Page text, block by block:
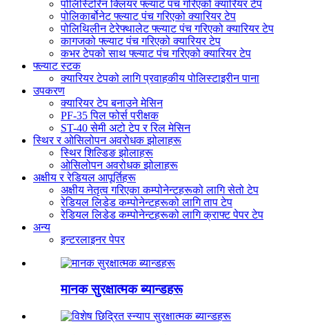
पोलिस्टिरिन क्लियर फ्ल्याट पंच गरिएको क्यारियर टेप
पोलिकार्बोनेट फ्ल्याट पंच गरिएको क्यारियर टेप
पोलिथिलीन टेरेफ्थालेट फ्ल्याट पंच गरिएको क्यारियर टेप
कागजको फ्ल्याट पंच गरिएको क्यारियर टेप
कभर टेपको साथ फ्ल्याट पंच गरिएको क्यारियर टेप
फ्ल्याट स्टक
क्यारियर टेपको लागि प्रवाहकीय पोलिस्टाइरीन पाना
उपकरण
क्यारियर टेप बनाउने मेसिन
PF-35 पिल फोर्स परीक्षक
ST-40 सेमी अटो टेप र रिल मेसिन
स्थिर र ओसिलोपन अवरोधक झोलाहरू
स्थिर शिल्डिङ झोलाहरू
ओसिलोपन अवरोधक झोलाहरू
अक्षीय र रेडियल आपूर्तिहरू
अक्षीय नेतृत्व गरिएका कम्पोनेन्टहरूको लागि सेतो टेप
रेडियल लिडेड कम्पोनेन्टहरूको लागि ताप टेप
रेडियल लिडेड कम्पोनेन्टहरूको लागि क्राफ्ट पेपर टेप
अन्य
इन्टरलाइनर पेपर
मानक सुरक्षात्मक ब्यान्डहरू